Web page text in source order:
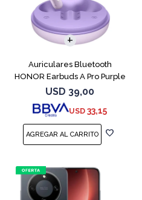
Auriculares Bluetooth
HONOR Earbuds A Pro Purple
USD 39,00
USD 33,15